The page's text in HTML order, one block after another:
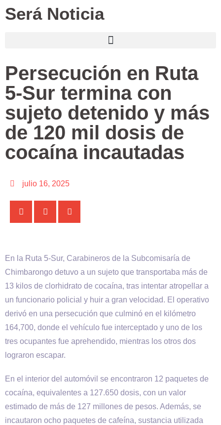
Será Noticia
Persecución en Ruta
5-Sur termina con
sujeto detenido y más
de 120 mil dosis de
cocaína incautadas
julio 16, 2025
En la Ruta 5-Sur, Carabineros de la Subcomisaría de
Chimbarongo detuvo a un sujeto que transportaba más de
13 kilos de clorhidrato de cocaína, tras intentar atropellar a
un funcionario policial y huir a gran velocidad. El operativo
derivó en una persecución que culminó en el kilómetro
164,700, donde el vehículo fue interceptado y uno de los
tres ocupantes fue aprehendido, mientras los otros dos
lograron escapar.
En el interior del automóvil se encontraron 12 paquetes de
cocaína, equivalentes a 127.650 dosis, con un valor
estimado de más de 127 millones de pesos. Además, se
incautaron ocho paquetes de cafeína, sustancia utilizada